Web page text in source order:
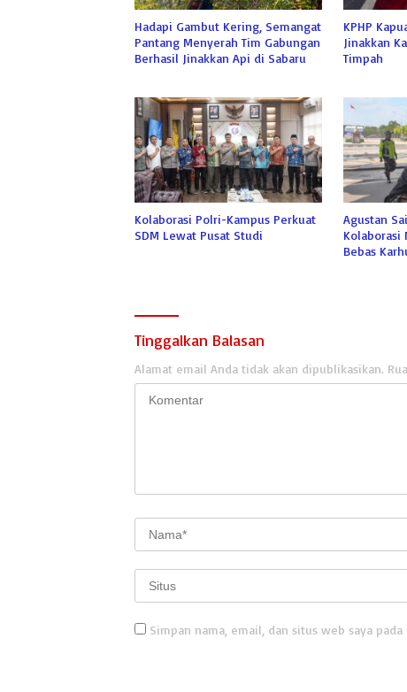
Hadapi Gambut Kering, Semangat
Pantang Menyerah Tim Gabungan
Berhasil Jinakkan Api di Sabaru
KPHP
Jinakkan
Timpah
Kolaborasi Polri-Kampus Perkuat
SDM Lewat Pusat Studi
Agustan
Kolaborasi
Bebas
Tinggalkan Balasan
Alamat email Anda tidak akan dipublikasikan.
Simpan nama, email, dan situs web saya